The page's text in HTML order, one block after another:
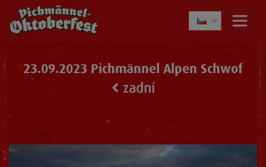
23.09.2023 Pichmännel Alpen Schwof
zadní